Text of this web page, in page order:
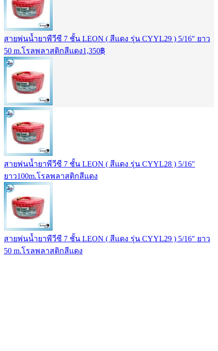
สายพ่นน้ำยาพีวีซี 7 ชั้น LEON ( สีแดง รุ่น CYYL29 ) 5/16″ ยาว
50 m.โรลพลาสติกสีแดง1,350฿
สายพ่นน้ำยาพีวีซี 7 ชั้น LEON ( สีแดง รุ่น CYYL28 ) 5/16″
ยาว100m.โรลพลาสติกสีแดง
สายพ่นน้ำยาพีวีซี 7 ชั้น LEON ( สีแดง รุ่น CYYL29 ) 5/16″ ยาว
50 m.โรลพลาสติกสีแดง